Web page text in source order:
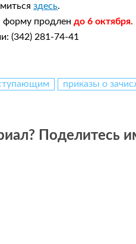
здесь.
форму продлен до 6 октября.
(342) 281-74-41
приказы о
Поделитесь